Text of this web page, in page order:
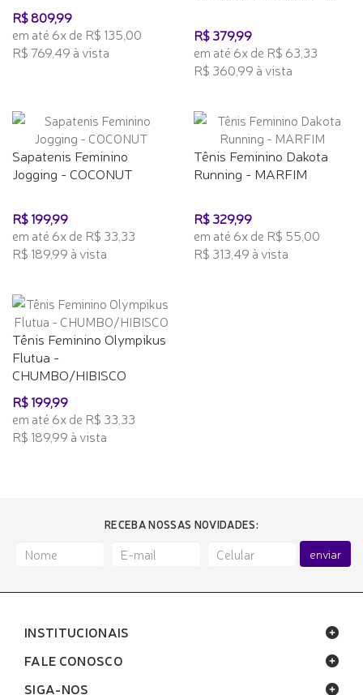
R$ 809,99
em até 6x de R$ 135,00
R$ 769,49 à vista
R$ 379,99
em até 6x de R$ 63,33
R$ 360,99 à vista
Sapatenis Feminino
Jogging - COCONUT
R$ 199,99
em até 6x de R$ 33,33
R$ 189,99 à vista
Tênis Feminino Dakota
Running - MARFIM
R$ 329,99
em até 6x de R$ 55,00
R$ 313,49 à vista
Tênis Feminino Olympikus
Flutua -
CHUMBO/HIBISCO
R$ 199,99
em até 6x de R$ 33,33
R$ 189,99 à vista
RECEBA NOSSAS NOVIDADES:
enviar
INSTITUCIONAIS
FALE CONOSCO
SIGA-NOS